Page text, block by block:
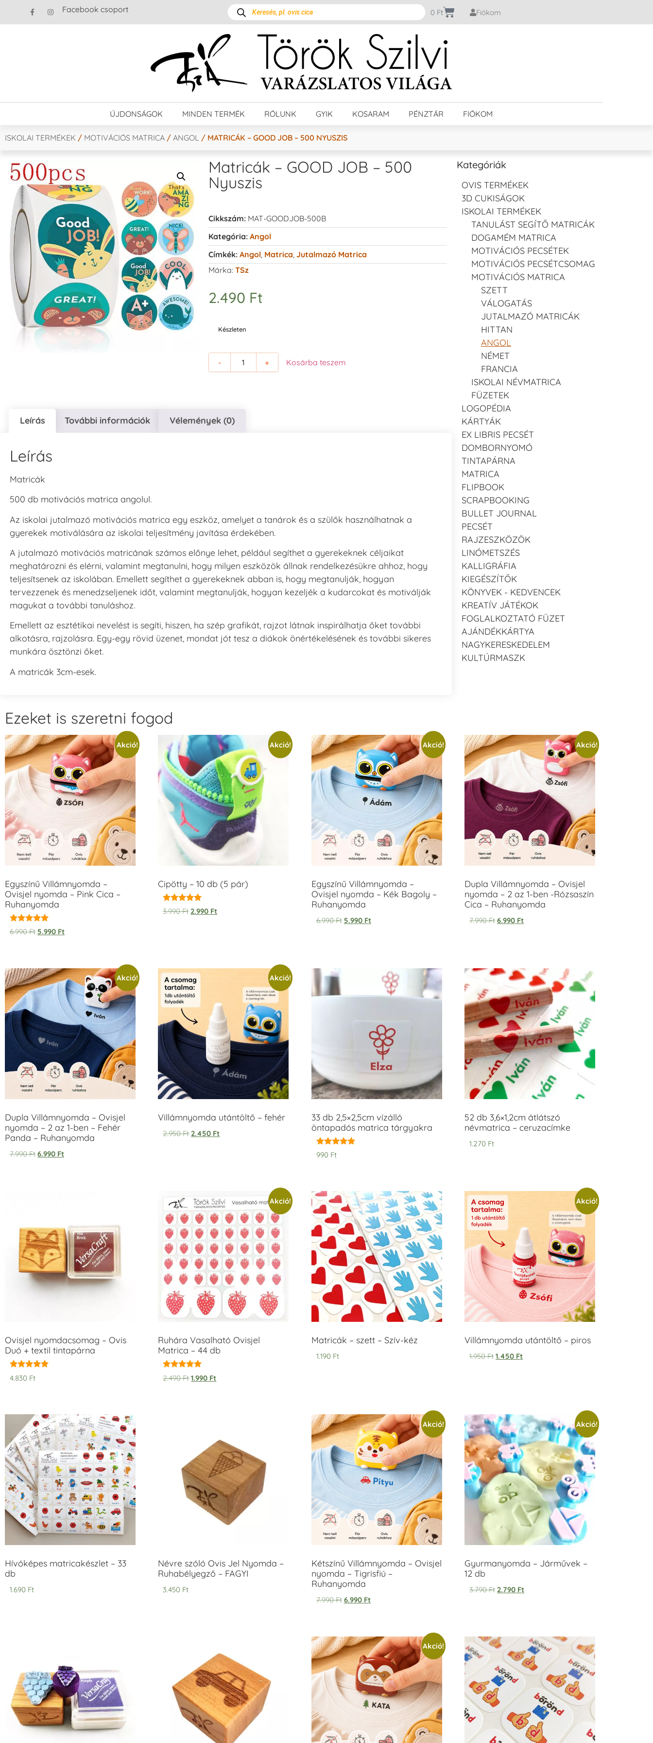
Facebook csoport 0 Ft Fiókom
ÚJDONSÁGOK MINDEN TERMÉK RÓLUNK GYIK KOSARAM PÉNZTÁR FIÓKOM
ISKOLAI TERMÉKEK / MOTIVÁCIÓS MATRICA / ANGOL / MATRICÁK – GOOD JOB – 500 NYUSZIS
Matricák – GOOD JOB – 500
Nyuszis
Cikkszám: MAT-GOODJOB-500B
Kategória: Angol
Címkék: Angol, Matrica Jutalmazó Matrica
Márka: TSz
2.490 Ft
Készleten
- + Kosárba teszem
Leírás További információk Vélemények (0)
Leírás
Matricák
500 db motivációs matrica angolul.
Az iskolai jutalmazó motivációs matrica egy eszköz, amelyet a tanárok és a szülők használhatnak a
gyerekek motiválására az iskolai teljesítmény javítása érdekében.
A jutalmazó motivációs matricának számos előnye lehet, például segíthet a gyerekeknek céljaikat
meghatározni és elérni, valamint megtanulni, hogy milyen eszközök állnak rendelkezésükre ahhoz, hogy
teljesítsenek az iskolában. Emellett segíthet a gyerekeknek abban is, hogy megtanulják, hogyan
tervezzenek és menedzseljenek időt, valamint megtanulják, hogyan kezeljék a kudarcokat és motiválják
magukat a további tanuláshoz.
Emellett az esztétikai nevelést is segíti, hiszen, ha szép grafikát, rajzot látnak inspirálhatja őket további
alkotásra, rajzolásra. Egy-egy rövid üzenet, mondat jót tesz a diákok önértékelésének és további sikeres
munkára ösztönzi őket.
A matricák 3cm-esek.
Kategóriák
OVIS TERMÉKEK
3D CUKISÁGOK
ISKOLAI TERMÉKEK
TANULÁST SEGÍTŐ MATRICÁK
DOGAMÉM MATRICA
MOTIVÁCIÓS PECSÉTEK
MOTIVÁCIÓS PECSÉTCSOMAG
MOTIVÁCIÓS MATRICA
SZETT
VÁLOGATÁS
JUTALMAZÓ MATRICÁK
HITTAN
ANGOL
NÉMET
FRANCIA
ISKOLAI NÉVMATRICA
FÜZETEK
LOGOPÉDIA
KÁRTYÁK
EX LIBRIS PECSÉT
DOMBORNYOMÓ
TINTAPÁRNA
MATRICA
FLIPBOOK
SCRAPBOOKING
BULLET JOURNAL
PECSÉT
RAJZESZKÖZÖK
LINÓMETSZÉS
KALLIGRÁFIA
KIEGÉSZÍTŐK
KÖNYVEK - KEDVENCEK
KREATÍV JÁTÉKOK
FOGLALKOZTATÓ FÜZET
AJÁNDÉKKÁRTYA
NAGYKERESKEDELEM
KULTÚRMASZK
Ezeket is szeretni fogod
Akció!
Egyszínű Villámnyomda –
Ovisjel nyomda – Pink Cica –
Ruhanyomda
Értékelés:
5.00
6.990Ft 5.990 Ft
Akció!
Cipötty – 10 db (5 pár)
Értékelés:
5.00
3.990Ft 2.990 Ft
Akció!
Egyszínű Villámnyomda –
Ovisjel nyomda – Kék Bagoly –
Ruhanyomda
6.990Ft 5.990 Ft
Akció!
Dupla Villámnyomda – Ovisjel
nyomda – 2 az 1-ben -Rózsaszín
Cica – Ruhanyomda
7.990Ft 6.990 Ft
Akció!
Dupla Villámnyomda – Ovisjel
nyomda – 2 az 1-ben – Fehér
Panda – Ruhanyomda
7.990Ft 6.990 Ft
Akció!
Villámnyomda utántöltő – fehér
2.950Ft 2.450 Ft
33 db 2,5×2,5cm vízálló
öntapadós matrica tárgyakra
Értékelés:
5.00
990 Ft
52 db 3,6×1,2cm átlátszó
névmatrica – ceruzacímke
1.270 Ft
Ovisjel nyomdacsomag – Ovis
Duó + textil tintapárna
Értékelés:
5.00
4.830 Ft
Akció!
Ruhára Vasalható Ovisjel
Matrica – 44 db
Értékelés:
5.00
2.490Ft 1.990 Ft
Matricák – szett – Szív-kéz
1.190 Ft
Akció!
Villámnyomda utántöltő – piros
1.950Ft 1.450 Ft
Hívóképes matricakészlet – 33
db
1.690 Ft
Névre szóló Ovis Jel Nyomda –
Ruhabélyegző – FAGYI
3.450 Ft
Akció!
Kétszínű Villámnyomda – Ovisjel
nyomda – Tigrisfiú –
Ruhanyomda
7.990Ft 6.990 Ft
Akció!
Gyurmanyomda – Járművek –
12 db
3.790Ft 2.790 Ft
Akció!